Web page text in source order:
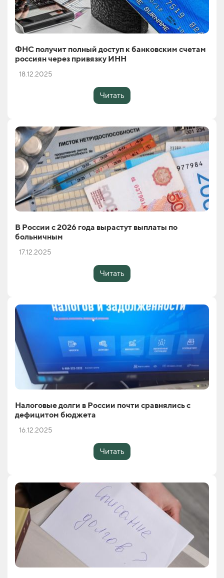
ФНС получит полный доступ к банковским счетам
россиян через привязку ИНН
18.12.2025
Читать
В России с 2026 года вырастут выплаты по
больничным
17.12.2025
Читать
Налоговые долги в России почти сравнялись с
дефицитом бюджета
16.12.2025
Читать